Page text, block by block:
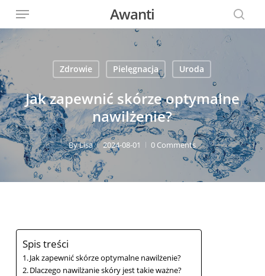
main
content
Awanti
Menu
Zdrowie Pielęgnacja Uroda
Jak zapewnić skórze optymalne
nawilżenie?
ByLisa 2024-08-01 0 Comments
Spis treści
Jak zapewnić skórze optymalne nawilżenie?
Dlaczego nawilżanie skóry jest takie ważne?